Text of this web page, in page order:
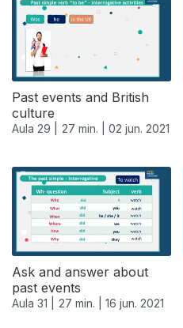
Past events and British
culture
Aula 29 | 27 min. | 02 jun. 2021
Ask and answer about
past events
Aula 31 | 27 min. | 16 jun. 2021